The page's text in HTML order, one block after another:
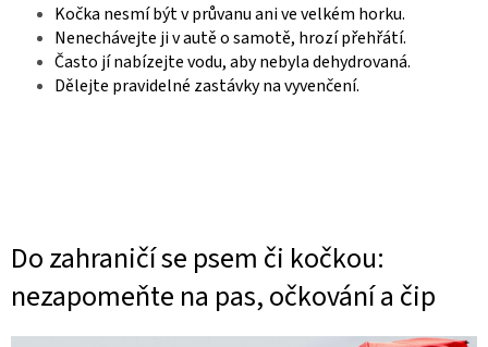
Kočka nesmí být v průvanu ani ve velkém horku.
Nenechávejte ji v autě o samotě, hrozí přehřátí.
Často jí nabízejte vodu, aby nebyla dehydrovaná.
Dělejte pravidelné zastávky na vyvenčení.
Do zahraničí se psem či kočkou:
nezapomeňte na pas, očkování a čip